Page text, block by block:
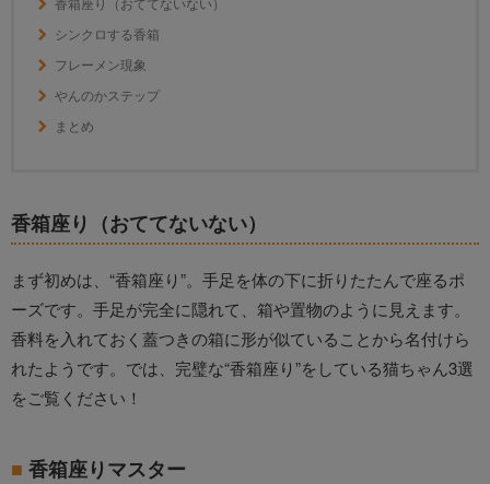
シンクロする香箱
フレーメン現象
やんのかステップ
まとめ
香箱座り（おててないない）
まず初めは、“香箱座り”。手足を体の下に折りたたんで座るポ
ーズです。手足が完全に隠れて、箱や置物のように見えます。
香料を入れておく蓋つきの箱に形が似ていることから名付けら
れたようです。では、完璧な“香箱座り”をしている猫ちゃん3選
をご覧ください！
香箱座りマスター